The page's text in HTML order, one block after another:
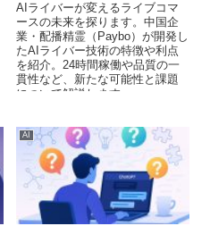
AIライバーが変えるライブコマ
ースの未来を探ります。中国企
業・配播精霊（Paybo）が開発し
たAIライバー技術の特徴や利点
を紹介。24時間稼働や品質の一
貫性など、新たな可能性と課題
について解説します。
AI